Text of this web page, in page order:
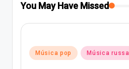
You May Have Missed
Posted
Música pop Música russa